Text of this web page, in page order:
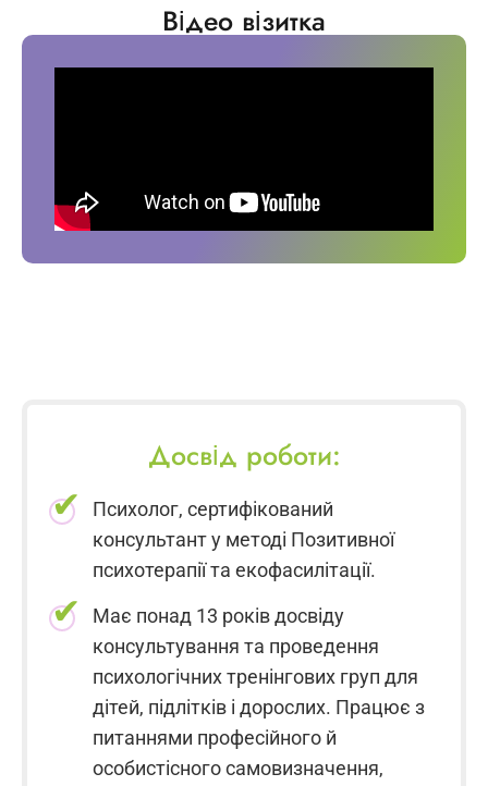
Відео візитка
Досвід роботи:
Психолог, сертифікований
консультант у методі Позитивної
психотерапії та екофасилітації.
Має понад 13 років досвіду
консультування та проведення
психологічних тренінгових груп для
дітей, підлітків і дорослих. Працює з
питаннями професійного й
особистісного самовизначення,